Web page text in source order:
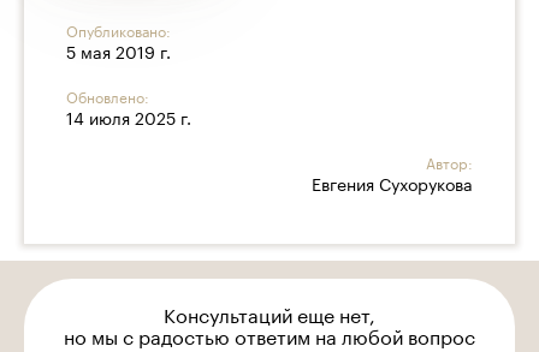
Опубликовано:
5 мая 2019 г.
Обновлено:
14 июля 2025 г.
Автор:
Евгения Сухорукова
Консультаций еще нет,
но мы с радостью ответим на любой вопрос